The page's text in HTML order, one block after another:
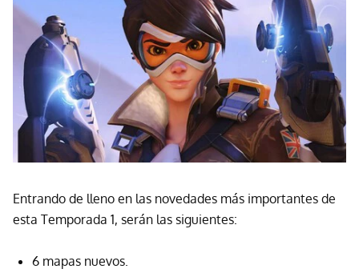
Entrando de lleno en las novedades más importantes de
esta Temporada 1, serán las siguientes:
6 mapas nuevos.